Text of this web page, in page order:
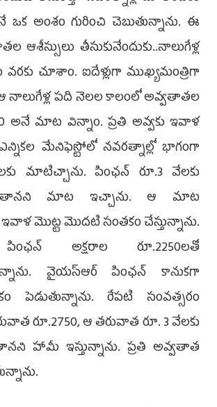
ఒక అంశం గురించి చెబుతున్నాను. ఈ
ఆశీస్సులు తీసుకునేందుకు..నాలుగేళ్ల
చూశాం. ఐదేళ్లుగా ముఖ్యమంత్రిగా
నాలుగేళ్ల పది నెలల కాలంలో అవ్వతాతల
అనే మాట విన్నాం. ప్రతి అవ్వకు ఇవాళ
మేనిఫెస్టోలో నవరత్నాల్లో భాగంగా
మాటిచ్చాను. పింఛన్‌ రూ.3 వేలకు
మాట ఇచ్చాను. ఆ మాట
ఇవాళ మొట్ట మొదటి సంతకం చేస్తున్నాను.
అక్షరాల రూ.2250లతో
వైయస్‌ఆర్‌ పింఛన్‌ కానుకగా
పెడుతున్నాను. రేపటి సంవత్సరం
రూ.2750, ఆ తరువాత రూ. 3 వేలకు
హామీ ఇస్తున్నాను. ప్రతి అవ్వతాత